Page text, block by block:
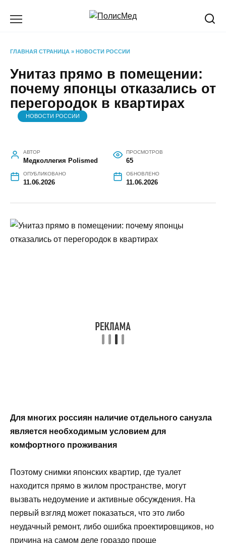
ГЛАВНАЯ СТРАНИЦА » НОВОСТИ РОССИИ
Унитаз прямо в помещении:
почему японцы отказались от
перегородок в квартирах
НОВОСТИ РОССИИ
АВТОР
Медколлегия Polismed
ПРОСМОТРОВ
65
ОПУБЛИКОВАНО
11.06.2026
ОБНОВЛЕНО
11.06.2026
Для многих россиян наличие отдельного санузла
является необходимым условием для
комфортного проживания
Поэтому снимки японских квартир, где туалет
находится прямо в жилом пространстве, могут
вызвать недоумение и активные обсуждения. На
первый взгляд может показаться, что это либо
неудачный ремонт, либо ошибка проектировщиков, но
причина на самом деле гораздо проще